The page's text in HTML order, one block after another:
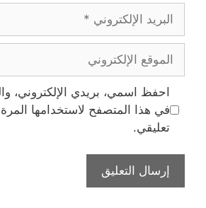
الإلكتروني
الإلكتروني
احفظ اسمي، بريدي الإلكتروني،
في هذا المتصفح لاستخدامها
تعليقي.